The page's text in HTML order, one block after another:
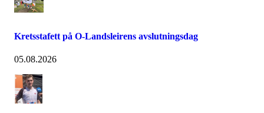
Kretsstafett på O-Landsleirens avslutningsdag
05.08.2026